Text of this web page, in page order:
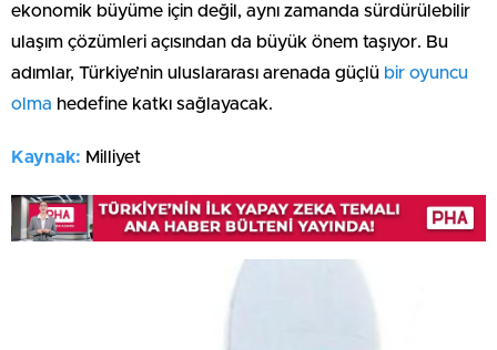
ekonomik büyüme için değil, aynı zamanda sürdürülebilir
ulaşım çözümleri açısından da büyük önem taşıyor. Bu
adımlar, Türkiye’nin uluslararası arenada güçlü bir oyuncu
olma hedefine katkı sağlayacak.
Kaynak: Milliyet